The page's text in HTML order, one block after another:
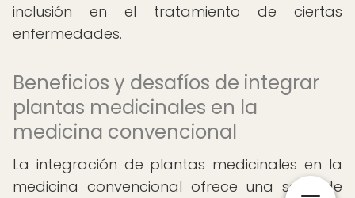
inclusión en el tratamiento de ciertas
enfermedades.
Beneficios y desafíos de integrar
plantas medicinales en la
medicina convencional
La integración de plantas medicinales en la
medicina convencional ofrece una serie de